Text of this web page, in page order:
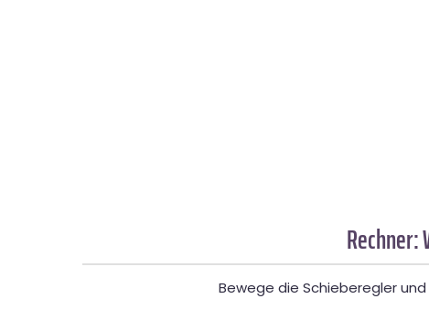
Rechner:
Bewege die Schieberegler